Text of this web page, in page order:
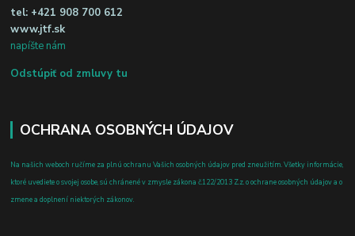
tel: +421 908 700 612
www.jtf.sk
napíšte nám
Odstúpiť od zmluvy tu
OCHRANA OSOBNÝCH ÚDAJOV
Na našich weboch ručíme za plnú ochranu Vašich osobných údajov pred zneužitím. Všetky informácie,
ktoré uvediete o svojej osobe, sú chránené v zmysle zákona č.122/2013 Z.z. o ochrane osobných údajov a o
zmene a doplnení niektorých zákonov.